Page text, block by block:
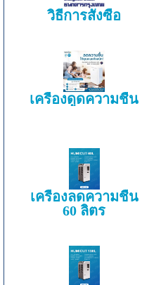
วิธีการสั่งซื้อ
เครื่องดูดความชื้น
เครื่องลดความชื้น
60 ลิตร